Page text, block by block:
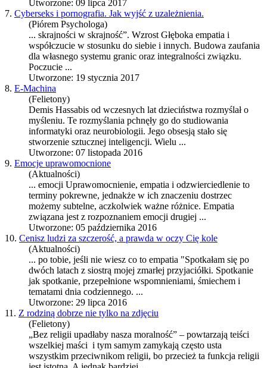
Utworzone: 09 lipca 2017
7. Cyberseks i pornografia. Jak wyjść z uzależnienia.
(Piórem Psychologa)
... skrajności w skrajność”. Wzrost Głęboka empatia i
współczucie w stosunku do siebie i innych. Budowa zaufania
dla własnego systemu granic oraz integralności związku.
Poczucie ...
Utworzone: 19 stycznia 2017
8. E-Machina
(Felietony)
Demis Hassabis od wczesnych lat dzieciństwa rozmyślał o
myśleniu. Te rozmyślania pchnęły go do studiowania
informatyki oraz neurobiologii. Jego obsesją stało się
stworzenie sztucznej inteligencji. Wielu ...
Utworzone: 07 listopada 2016
9. Emocje uprawomocnione
(Aktualności)
... emocji Uprawomocnienie, empatia i odzwierciedlenie to
terminy pokrewne, jednakże w ich znaczeniu dostrzec
możemy subtelne, aczkolwiek ważne różnice. Empatia
związana jest z rozpoznaniem emocji drugiej ...
Utworzone: 05 października 2016
10. Cenisz ludzi za szczerość, a prawda w oczy Cię kole
(Aktualności)
... po tobie, jeśli nie wiesz co to empatia "Spotkałam się po
dwóch latach z siostrą mojej zmarłej przyjaciółki. Spotkanie
jak spotkanie, przepełnione wspomnieniami, śmiechem i
tematami dnia codziennego. ...
Utworzone: 29 lipca 2016
11. Z rodziną dobrze nie tylko na zdjęciu
(Felietony)
„Bez religii upadłaby nasza moralność” – powtarzają teiści
wszelkiej maści i tym samym zamykają często usta
wszystkim przeciwnikom religii, bo przecież ta funkcja religii